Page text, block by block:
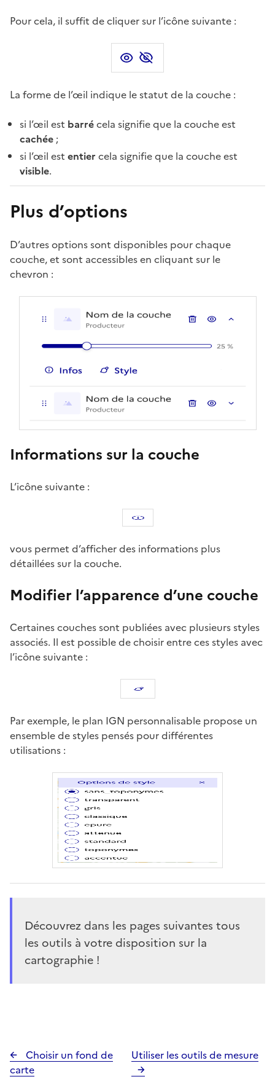
Pour cela, il suffit de cliquer sur l’icône suivante :
La forme de l’œil indique le statut de la couche :
si l’œil est barrécela signifie que la couche est
cachée ;
si l’œil est entier cela signifie que la couche est
visible.
Plus d’options
D’autres options sont disponibles pour chaque
couche, et sont accessibles en cliquant sur le
chevron :
Informations sur la couche
L’icône suivante :
vous permet d’afficher des informations plus
détaillées sur la couche.
Modifier l’apparence d’une couche
Certaines couches sont publiées avec plusieurs styles
associés. Il est possible de choisir entre ces styles avec
l’icône suivante :
Par exemple, le plan IGN personnalisable propose un
ensemble de styles pensés pour différentes
utilisations :
Découvrez dans les pages suivantes tous
les outils à votre disposition sur la
cartographie !
Choisir un fond de
carte
Utiliser les outils de mesure